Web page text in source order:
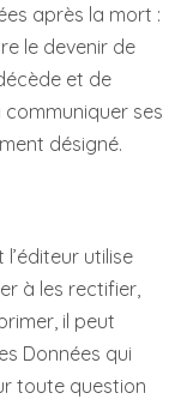
après la mort :
le devenir de
et de
communiquer ses
désigné.
utilise
à les rectifier,
il peut
Données qui
toute question